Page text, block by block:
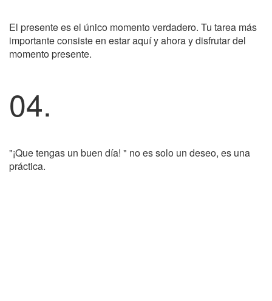
El presente es el único momento verdadero. Tu tarea más
importante consiste en estar aquí y ahora y disfrutar del
momento presente.
04.
"¡Que tengas un buen día! " no es solo un deseo, es una
práctica.